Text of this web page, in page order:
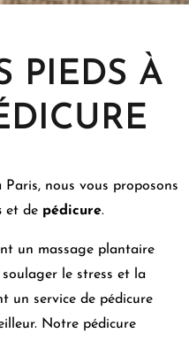
PIEDS À
nous vous proposons
et de pédicure.
un massage plantaire
le stress et la
un service de pédicure
Notre pédicure